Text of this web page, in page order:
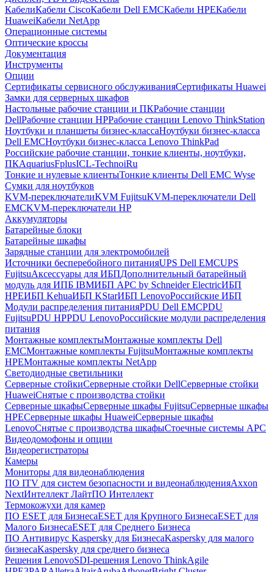
КабелиКабели CiscoКабели Dell EMCКабели HPEКабели
HuaweiКабели NetApp
Операционные системы
Оптические кроссы
Документация
Инструменты
Опции
Сертификаты сервисного обслуживанияСертификаты Huawei
Замки для серверных шкафов
Настольные рабочие станции и ПКРабочие станции
DellРабочие станции HPРабочие станции Lenovo ThinkStation
Ноутбуки и планшеты бизнес-классаНоутбуки бизнес-класса
Dell EMCНоутбуки бизнес-класса Lenovo ThinkPad
Российские рабочие станции, тонкие клиенты, ноутбуки,
ПКAquariusFplusICL-TechnoiRu
Тонкие и нулевые клиентыТонкие клиенты Dell EMC Wyse
Сумки для ноутбуков
KVM-переключателиKVM FujitsuKVM-переключатели Dell
EMCKVM-переключатели HP
Аккумуляторы
Батарейные блоки
Батарейные шкафы
Зарядные станции для электромобилей
Источники бесперебойного питанияUPS Dell EMCUPS
FujitsuАксессуары для ИБПДополнительный батарейный
модуль для ИПБ IBMИБП APC by Schneider ElectricИБП
HPEИБП KehuaИБП KStarИБП LenovoРоссийские ИБП
Модули распределения питанияPDU Dell EMCPDU
FujitsuPDU HPPDU LenovoРоссийские модули распределения
питания
Монтажные комплектыМонтажные комплекты Dell
EMCМонтажные комплекты FujitsuМонтажные комплекты
HPEМонтажные комплекты NetApp
Светодиодные светильники
Серверные стойкиСерверные стойки DellСерверные стойки
HuaweiСнятые с производства стойки
Серверные шкафыСерверные шкафы FujitsuСерверные шкафы
HPEСерверные шкафы HuaweiСерверные шкафы
LenovoСнятые с производства шкафыСтоечные системы APC
Видеодомофоны и опции
Видеорегистраторы
Камеры
Мониторы для видеонаблюдения
ПО ITV для систем безопасности и видеонаблюденияAxxon
NextИнтеллект ЛайтПО Интеллект
Термокожухи для камер
ПО ESET для БизнесаESET для Крупного БизнесаESET для
Малого БизнесаESET для Среднего Бизнеса
ПО Антивирус Kaspersky для БизнесаKaspersky для малого
бизнесаKaspersky для среднего бизнеса
Решения LenovoSDI-решения Lenovo ThinkAgile